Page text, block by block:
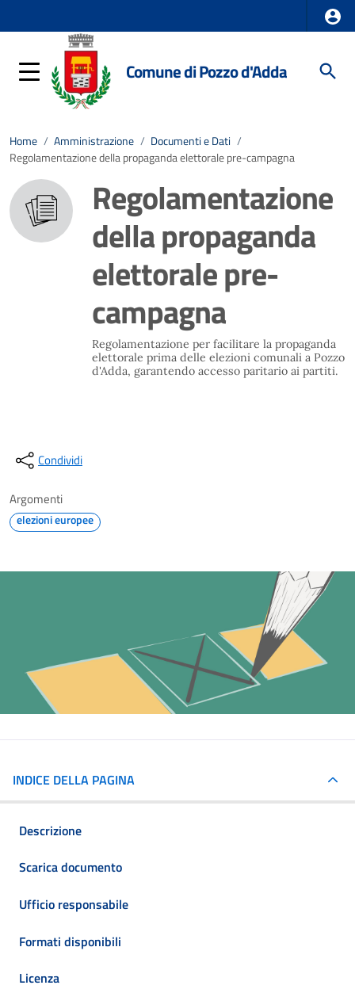
Comune di Pozzo d'Adda
Home / Amministrazione / Documenti e Dati /
Regolamentazione della propaganda elettorale pre-campagna
Regolamentazione
della propaganda
elettorale pre-
campagna
Regolamentazione per facilitare la propaganda
elettorale prima delle elezioni comunali a Pozzo
d'Adda, garantendo accesso paritario ai partiti.
Condividi
Argomenti
elezioni europee
INDICE DELLA PAGINA
Descrizione
Scarica documento
Ufficio responsabile
Formati disponibili
Licenza